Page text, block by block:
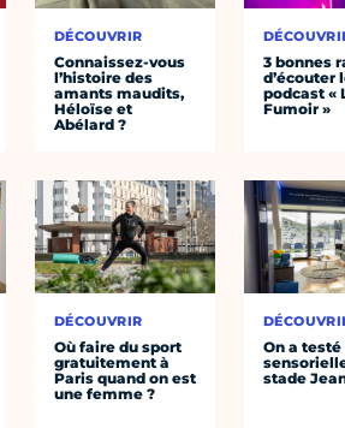
DÉCOUVRIR
Connaissez-vous
l’histoire des
amants maudits,
Héloïse et
Abélard ?
DÉCOUVRIR
Où faire du sport
gratuitement à
Paris quand on est
une femme ?
3 bonnes
d’écouter
podcast «
Fumoir »
On a
stade